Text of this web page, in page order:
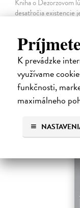
K prevádzke
využívame
funkčnosti,
maximálneho
Kniha o Dezorzovom
desaťročia existencie
Na sklade ?
17,75 €
18,30 €